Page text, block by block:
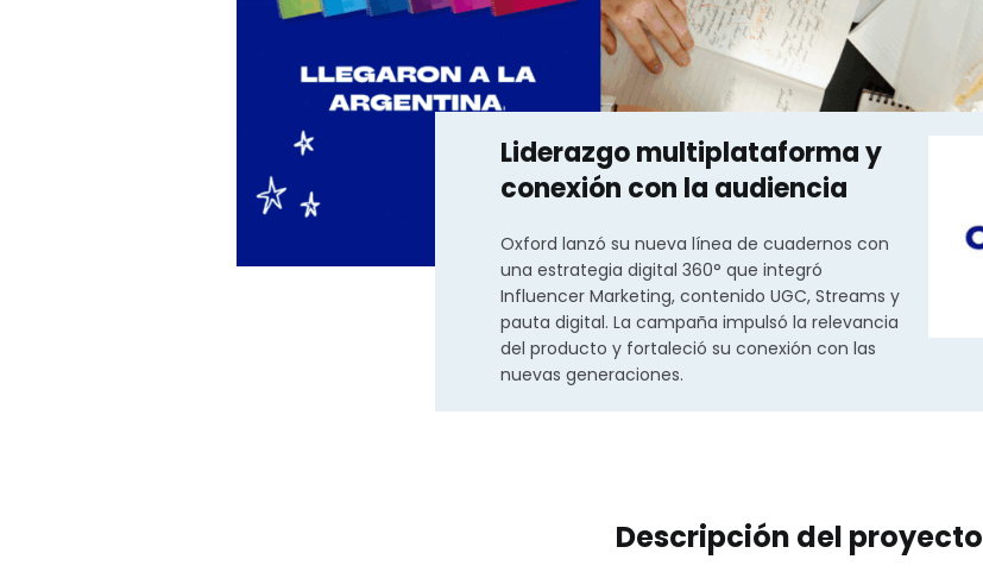
Liderazgo multiplataforma y
conexión con la audiencia
Oxford lanzó su nueva línea de cuadernos con
una estrategia digital 360° que integró
Influencer Marketing, contenido UGC, Streams y
pauta digital. La campaña impulsó la relevancia
del producto y fortaleció su conexión con las
nuevas generaciones.
Descripción del proyecto